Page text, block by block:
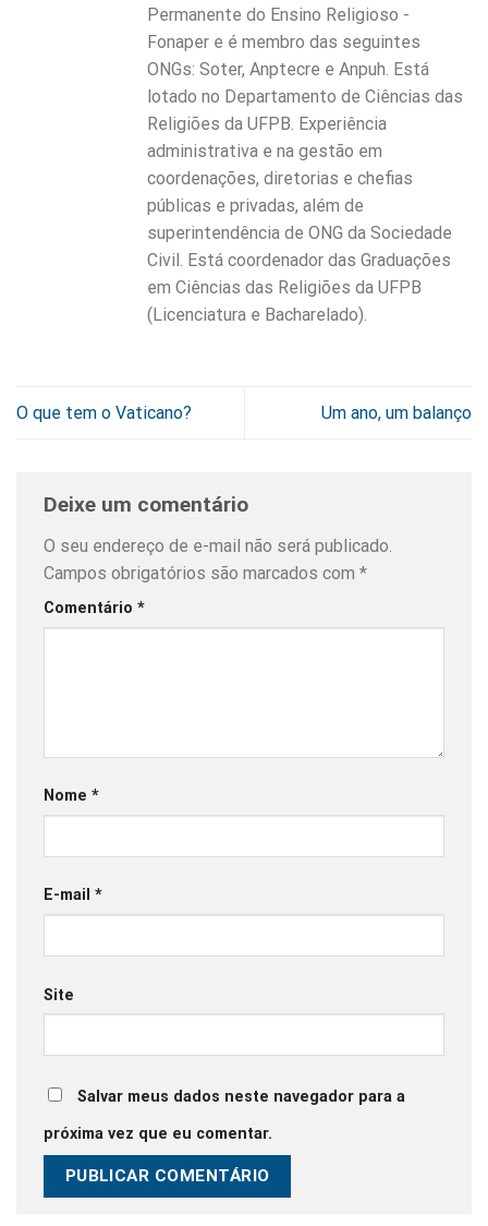
Permanente do Ensino Religioso -
Fonaper e é membro das seguintes
ONGs: Soter, Anptecre e Anpuh. Está
lotado no Departamento de Ciências das
Religiões da UFPB. Experiência
administrativa e na gestão em
coordenações, diretorias e chefias
públicas e privadas, além de
superintendência de ONG da Sociedade
Civil. Está coordenador das Graduações
em Ciências das Religiões da UFPB
(Licenciatura e Bacharelado).
O que tem o Vaticano? Um ano, um balanço
Deixe um comentário
O seu endereço de e-mail não será publicado.
Campos obrigatórios são marcados com *
Comentário *
Nome *
E-mail *
Site
Salvar meus dados neste navegador para a
próxima vez que eu comentar.